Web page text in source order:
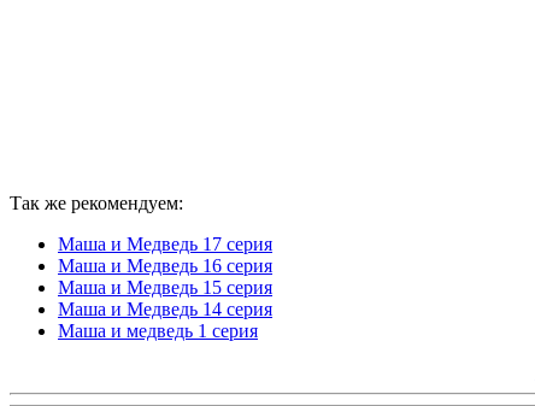
Так же рекомендуем:
Маша и Медведь 17 серия
Маша и Медведь 16 серия
Маша и Медведь 15 серия
Маша и Медведь 14 серия
Маша и медведь 1 серия